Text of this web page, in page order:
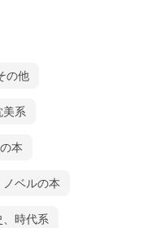
の他
美系
本
ベルの本
、時代系